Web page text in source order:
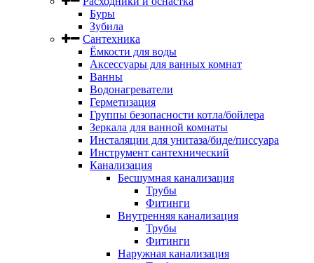
Буры
Зубила
Сантехника
Ёмкости для воды
Аксессуары для ванных комнат
Ванны
Водонагреватели
Герметизация
Группы безопасности котла/бойлера
Зеркала для ванной комнаты
Инсталяции для унитаза/биде/писсуара
Инструмент сантехнический
Канализация
Бесшумная канализация
Трубы
Фитинги
Внутренняя канализация
Трубы
Фитинги
Наружная канализация